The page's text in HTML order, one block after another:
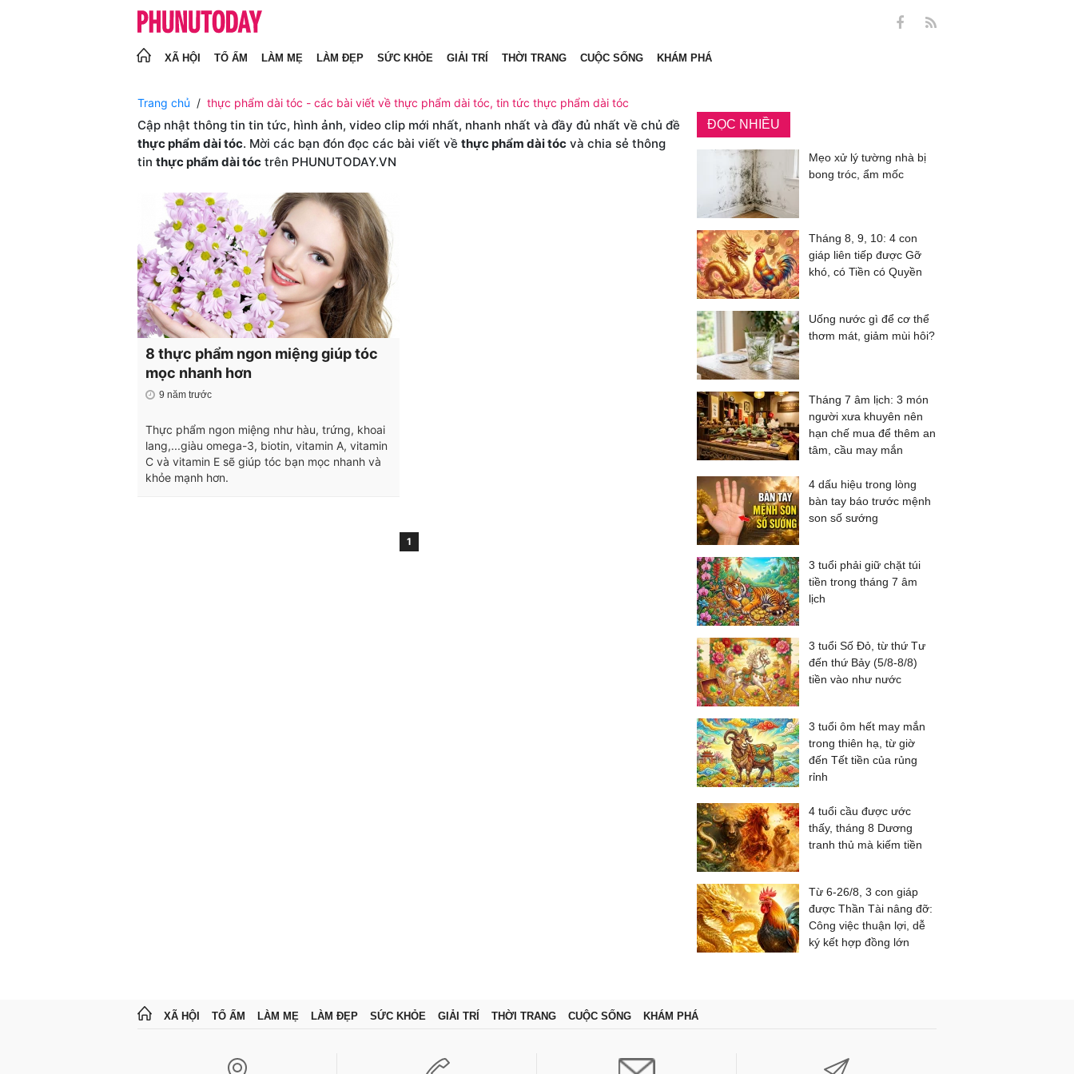
XÃ HỘI TỔ ẤM LÀM MẸ LÀM ĐẸP SỨC KHỎE GIẢI TRÍ THỜI TRANG CUỘC SỐNG KHÁM PHÁ
Trang chủ thực phẩm dài tóc - các bài viết về thực phẩm dài tóc, tin tức thực phẩm dài tóc
Cập nhật thông tin tin tức, hình ảnh, video clip mới nhất, nhanh nhất và đầy đủ nhất về chủ đề
thực phẩm dài tóc. Mời các bạn đón đọc các bài viết về thực phẩm dài tóc và chia sẻ thông
tin thực phẩm dài tóc trên PHUNUTODAY.VN
8 thực phẩm ngon miệng giúp tóc
mọc nhanh hơn
9 năm trước
Thực phẩm ngon miệng như hàu, trứng, khoai
lang,...giàu omega-3, biotin, vitamin A, vitamin
C và vitamin E sẽ giúp tóc bạn mọc nhanh và
khỏe mạnh hơn.
1
ĐỌC NHIỀU
Mẹo xử lý tường nhà bị
bong tróc, ẩm mốc
Tháng 8, 9, 10: 4 con
giáp liên tiếp được Gỡ
khó, có Tiền có Quyền
Uống nước gì để cơ thể
thơm mát, giảm mùi hôi?
Tháng 7 âm lịch: 3 món
người xưa khuyên nên
hạn chế mua để thêm an
tâm, cầu may mắn
4 dấu hiệu trong lòng
bàn tay báo trước mệnh
son số sướng
3 tuổi phải giữ chặt túi
tiền trong tháng 7 âm
lịch
3 tuổi Số Đỏ, từ thứ Tư
đến thứ Bảy (5/8-8/8)
tiền vào như nước
3 tuổi ôm hết may mắn
trong thiên hạ, từ giờ
đến Tết tiền của rủng
rỉnh
4 tuổi cầu được ước
thấy, tháng 8 Dương
tranh thủ mà kiếm tiền
Từ 6-26/8, 3 con giáp
được Thần Tài nâng đỡ:
Công việc thuận lợi, dễ
ký kết hợp đồng lớn
XÃ HỘI TỔ ẤM LÀM MẸ LÀM ĐẸP SỨC KHỎE GIẢI TRÍ THỜI TRANG CUỘC SỐNG KHÁM PHÁ